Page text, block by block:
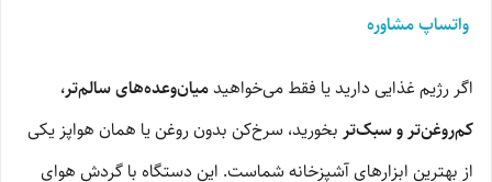
واتساپ مشاوره
اگر رژیم غذایی دارید یا فقط می‌خواهیدمیان‌وعده‌های سالم‌تر،
کم‌روغن‌تر و سبک‌تر بخورید، سرخ‌کن بدون روغن یا همان هواپز یکی
از بهترین ابزارهای آشپزخانه شماست. این دستگاه با گردش هوای